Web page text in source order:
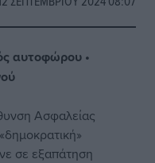
αυτοφώρου •
Ασφαλείας
σε εξαπάτηση